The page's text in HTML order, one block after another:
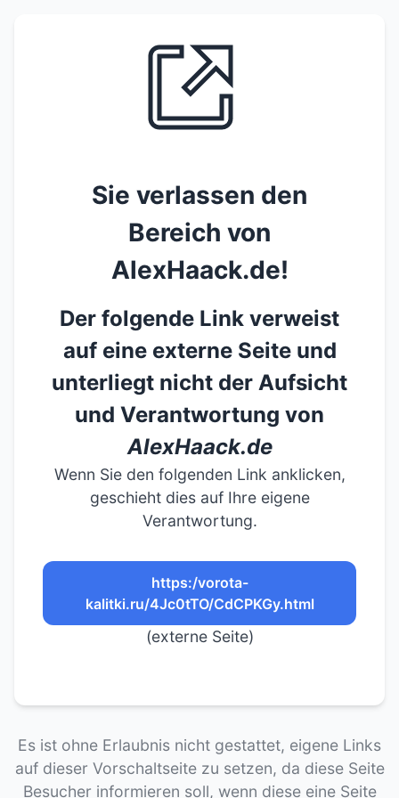
Sie verlassen den
Bereich von
AlexHaack.de!
Der folgende Link verweist
auf eine externe Seite und
unterliegt nicht der Aufsicht
und Verantwortung von
AlexHaack.de
Wenn Sie den folgenden Link anklicken,
geschieht dies auf Ihre eigene
Verantwortung.
https:/vorota-
kalitki.ru/4Jc0tTO/CdCPKGy.html
(externe Seite)
Es ist ohne Erlaubnis nicht gestattet, eigene Links
auf dieser Vorschaltseite zu setzen, da diese Seite
Besucher informieren soll, wenn diese eine Seite